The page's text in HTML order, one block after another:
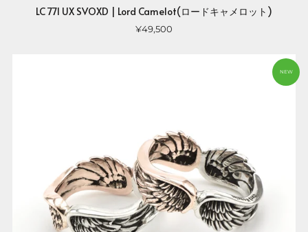
LC 771 UX SVOXD | Lord Camelot(ロードキャメロット)
¥49,500
NEW